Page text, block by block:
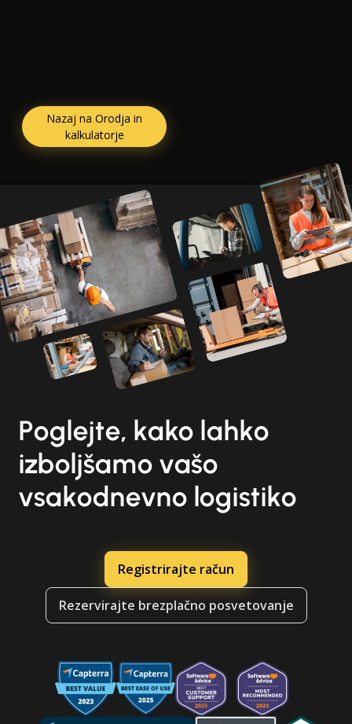
Nazaj na Orodja in
kalkulatorje
Poglejte, kako lahko
izboljšamo vašo
vsakodnevno logistiko
Registrirajte račun
Rezervirajte brezplačno posvetovanje